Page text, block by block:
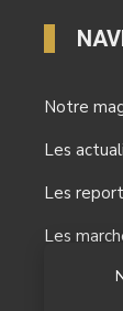
Notre
Les
Les
Les